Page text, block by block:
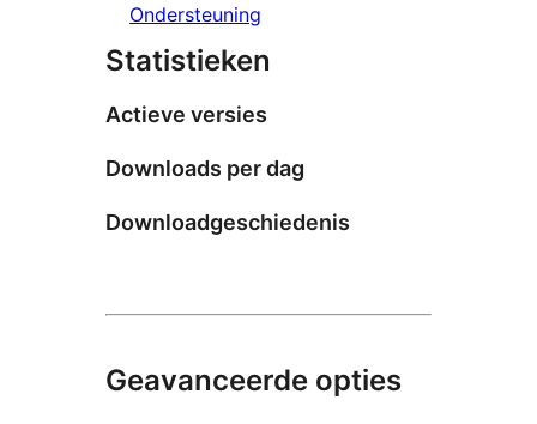
Ondersteuning
Statistieken
Actieve versies
Downloads per dag
Downloadgeschiedenis
Geavanceerde opties